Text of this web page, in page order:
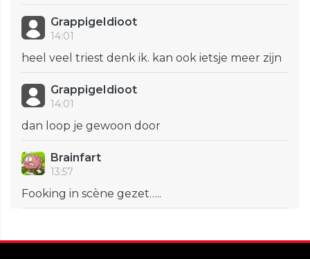
GrappigeIdioot
14:01
heel veel triest denk ik. kan ook ietsje meer zijn
GrappigeIdioot
14:01
dan loop je gewoon door
Brainfart
13:57
Fooking in scène gezet…..